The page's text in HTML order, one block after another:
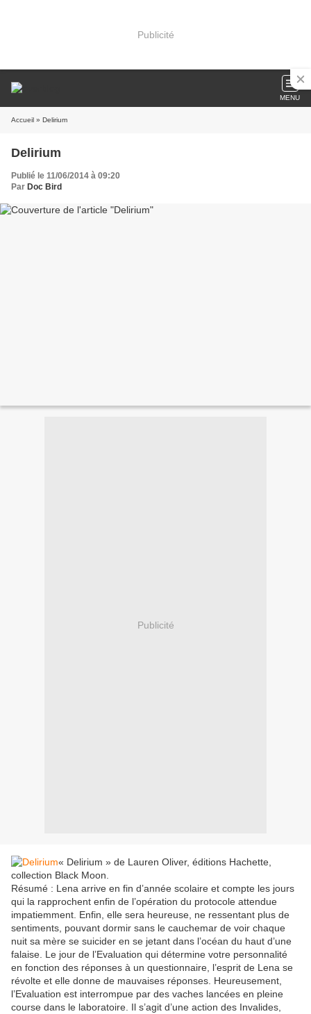
Publicité
MENU
Accueil » Delirium
Delirium
Publié le 11/06/2014 à 09:20
Par Doc Bird
Publicité
« Delirium » de Lauren Oliver, éditions Hachette,
collection Black Moon.
Résumé : Lena arrive en fin d’année scolaire et compte les jours
qui la rapprochent enfin de l’opération du protocole attendue
impatiemment. Enfin, elle sera heureuse, ne ressentant plus de
sentiments, pouvant dormir sans le cauchemar de voir chaque
nuit sa mère se suicider en se jetant dans l’océan du haut d’une
falaise. Le jour de l’Evaluation qui détermine votre personnalité
en fonction des réponses à un questionnaire, l’esprit de Lena se
révolte et elle donne de mauvaises réponses. Heureusement,
l’Evaluation est interrompue par des vaches lancées en pleine
course dans le laboratoire. Il s’agit d’une action des Invalides,